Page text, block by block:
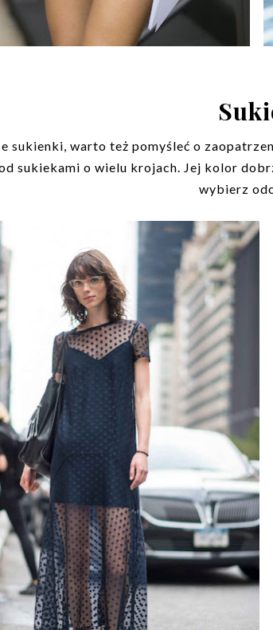
sukienki, warto też pomyśleć o
sukiekami o wielu krojach. Jej kolor
wybierz